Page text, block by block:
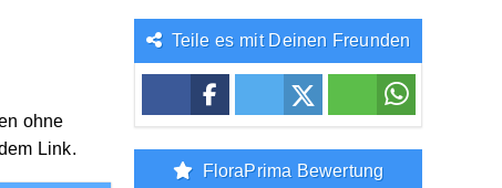
ohne
Link.
Teile es mit Deinen Freunden
FloraPrima Bewertung